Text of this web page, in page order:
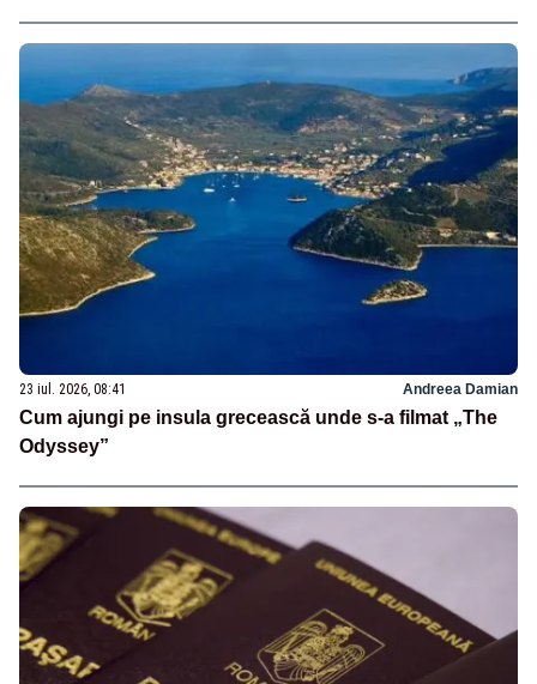
23 iul. 2026, 08:41 Andreea Damian
Cum ajungi pe insula grecească unde s-a filmat „The
Odyssey”